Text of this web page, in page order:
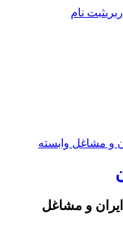
ثبت نام
و مشاغل